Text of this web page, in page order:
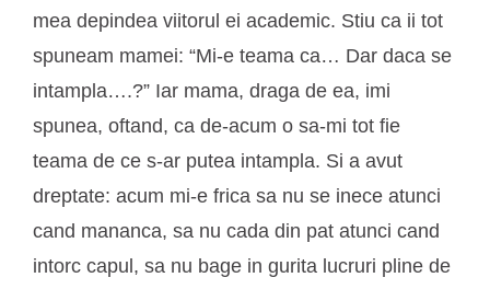
mea depindea viitorul ei academic. Stiu ca ii tot
spuneam mamei: “Mi-e teama ca… Dar daca se
intampla….?” Iar mama, draga de ea, imi
spunea, oftand, ca de-acum o sa-mi tot fie
teama de ce s-ar putea intampla. Si a avut
dreptate: acum mi-e frica sa nu se inece atunci
cand mananca, sa nu cada din pat atunci cand
intorc capul, sa nu bage in gurita lucruri pline de